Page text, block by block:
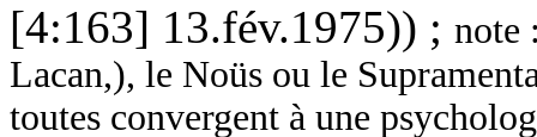
[4:163] 13.fév.1975)) ; note
Lacan,), le Noüs ou le
toutes convergent à une